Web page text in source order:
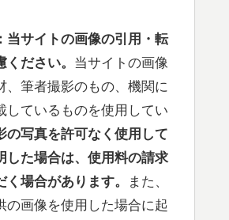
当サイトの画像の引用・転
ださい。 当サイトの画像
、筆者撮影のもの、機関に
しているものを使用してい
の写真を許可なく使用して
した場合は、使用料の請求
場合があります。
また、
の画像を使用した場合に起